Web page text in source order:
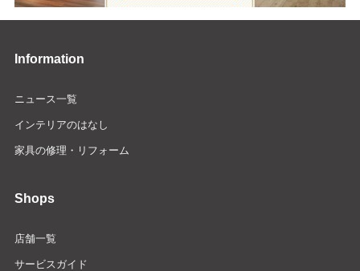
Information
ニュース一覧
インテリアのはなし
家具の修理・リフォーム
Shops
店舗一覧
サービスガイド